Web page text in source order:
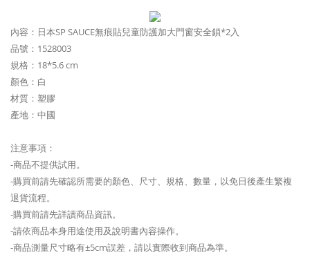
內容：日本SP SAUCE無痕貼兒童防護加大門窗安全鎖*2入
品號：1528003
規格：18*5.6 cm
顏色：白
材質：塑膠
產地：中國
注意事項：
-商品不提供試用。
-購買前請先確認所需要的顏色、尺寸、規格、數量，以免日後產生繁複
退貨流程。
-購買前請先詳讀商品資訊。
-請依商品本身用途使用及說明書內容操作。
-商品測量尺寸略有±5cm誤差，請以實際收到商品為準。